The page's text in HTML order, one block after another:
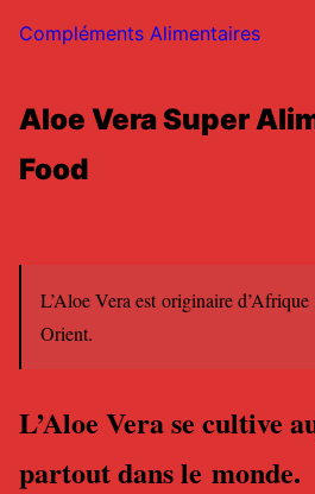
Compléments Alimentaires
Aloe Vera Super
Food
L’Aloe Vera est originaire
Orient.
L’Aloe Vera se cultive
partout dans le monde.